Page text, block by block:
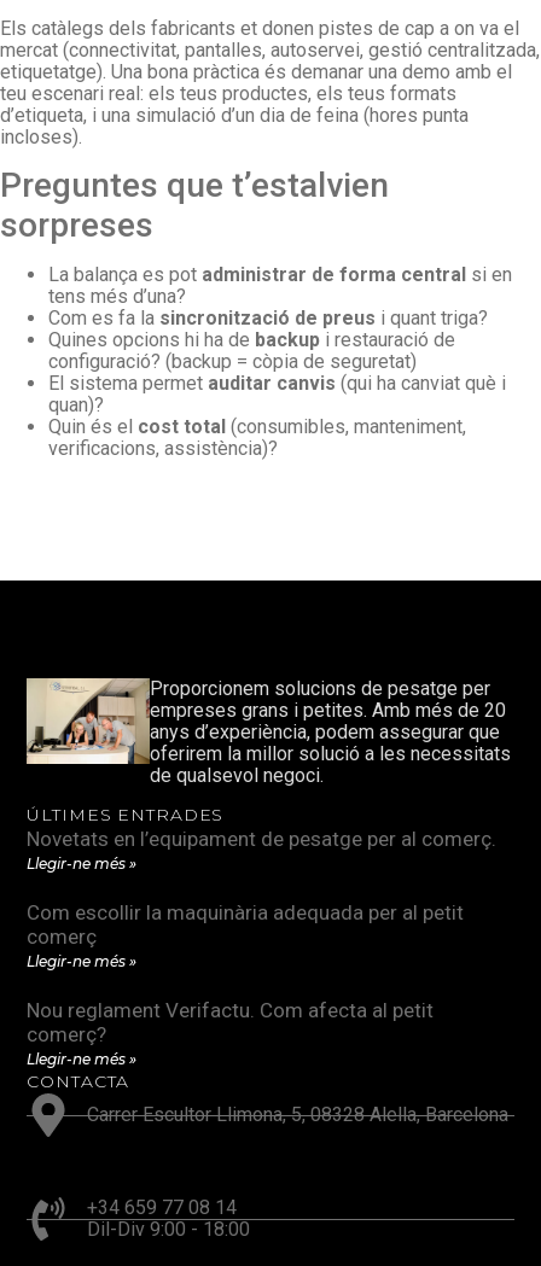
Els catàlegs dels fabricants et donen pistes de cap a on va el
mercat (connectivitat, pantalles, autoservei, gestió centralitzada,
etiquetatge). Una bona pràctica és demanar una demo amb el
teu escenari real: els teus productes, els teus formats
d’etiqueta, i una simulació d’un dia de feina (hores punta
incloses).
Preguntes que t’estalvien
sorpreses
La balança es pot administrar de forma central si en
tens més d’una?
Com es fa la sincronització de preus i quant triga?
Quines opcions hi ha de backup i restauració de
configuració? (backup = còpia de seguretat)
El sistema permet auditar canvis (qui ha canviat què i
quan)?
Quin és el cost total (consumibles, manteniment,
verificacions, assistència)?
Proporcionem solucions de pesatge per
empreses grans i petites. Amb més de 20
anys d’experiència, podem assegurar que
oferirem la millor solució a les necessitats
de qualsevol negoci.
ÚLTIMES ENTRADES
Novetats en l’equipament de pesatge per al comerç.
Llegir-ne més »
Com escollir la maquinària adequada per al petit
comerç
Llegir-ne més »
Nou reglament Verifactu. Com afecta al petit
comerç?
Llegir-ne més »
CONTACTA
Carrer Escultor Llimona, 5, 08328 Alella, Barcelona
+34 659 77 08 14
Dil-Div 9:00 - 18:00